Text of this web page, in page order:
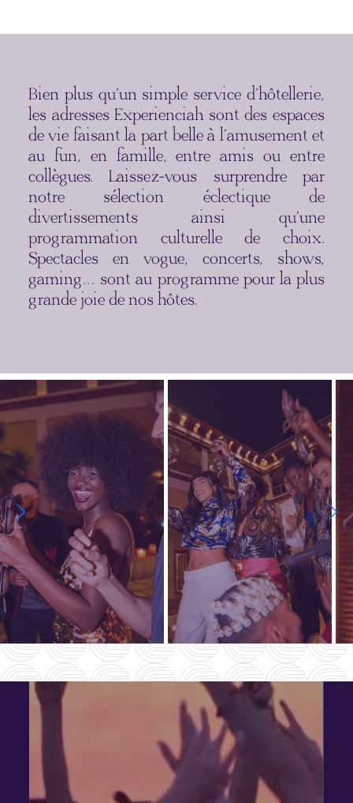
Bien plus qu’un simple service d’hôtellerie,
les adresses Experienciah sont des espaces
de vie faisant la part belle à l’amusement et
au fun, en famille, entre amis ou entre
collègues. Laissez-vous surprendre par
notre sélection éclectique de
divertissements ainsi qu’une
programmation culturelle de choix.
Spectacles en vogue, concerts, shows,
gaming… sont au programme pour la plus
grande joie de nos hôtes.